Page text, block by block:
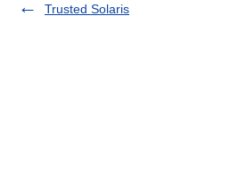
Trusted Solaris